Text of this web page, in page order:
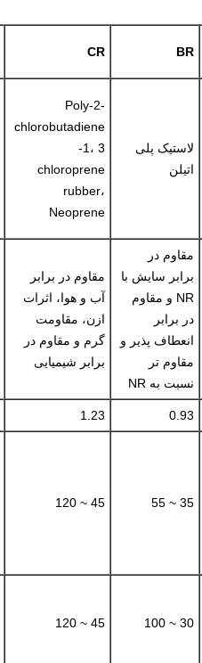
BR
CR
لاستیک پلی
اتیلن
Poly-2-
chlorobutadiene
-1، 3
chloroprene
rubber،
Neoprene
مقاوم در
برابر سایش با
NR و مقاوم
در برابر
انعطاف پذیر و
مقاوم تر
نسبت به NR
مقاوم در برابر
آب و هوا، اثرات
ازن، مقاومت
گرم و مقاوم در
برابر شیمیایی
0.93
1.23
35 ~ 55
45 ~ 120
30 ~ 100
45 ~ 120